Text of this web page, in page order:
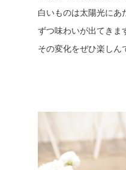
白いものは太陽光にあ
ずつ味わいが出てきま
その変化をぜひ楽しん